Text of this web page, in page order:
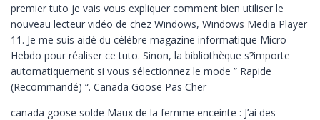
premier tuto je vais vous expliquer comment bien utiliser le
nouveau lecteur vidéo de chez Windows, Windows Media Player
11. Je me suis aidé du célèbre magazine informatique Micro
Hebdo pour réaliser ce tuto. Sinon, la bibliothèque s?importe
automatiquement si vous sélectionnez le mode ” Rapide
(Recommandé) “. Canada Goose Pas Cher
canada goose solde Maux de la femme enceinte : J’ai des